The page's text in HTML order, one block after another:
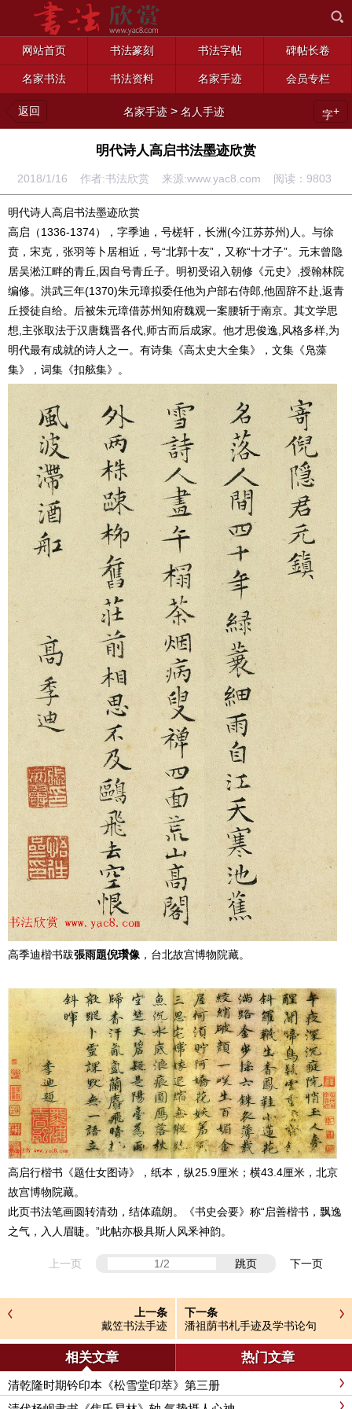
网站首页 书法篆刻 书法字帖 碑帖长卷
名家书法 书法资料 名家手迹 会员专栏
返回 名家手迹 >名人手迹 字+
明代诗人高启书法墨迹欣赏
2018/1/16 作者:书法欣赏 来源:www.yac8.com 阅读： 9803
明代诗人高启书法墨迹欣赏
高启（1336-1374），字季迪，号槎轩，长洲(今江苏苏州)人。与徐
贲，宋克，张羽等卜居相近，号“北郭十友”，又称“十才子”。元末曾隐
居吴淞江畔的青丘,因自号青丘子。明初受诏入朝修《元史》,授翰林院
编修。洪武三年(1370)朱元璋拟委任他为户部右侍郎,他固辞不赴,返青
丘授徒自给。后被朱元璋借苏州知府魏观一案腰斩于南京。其文学思
想,主张取法于汉唐魏晋各代,师古而后成家。他才思俊逸,风格多样,为
明代最有成就的诗人之一。有诗集《高太史大全集》，文集《凫藻
集》，词集《扣舷集》。
高季迪楷书跋張雨題倪瓚像 ，台北故宫博物院藏。
高启行楷书《题仕女图诗》，纸本，纵25.9厘米；横43.4厘米，北京
故宫博物院藏。
此页书法笔画圆转清劲，结体疏朗。《书史会要》称“启善楷书，飘逸
之气，入人眉睫。”此帖亦极具斯人风釆神韵。
上一页 跳页 下一页
上一条
戴笠书法手迹
下一条
潘祖荫书札手迹及学书论句
相关文章 热门文章
清乾隆时期钤印本《松雪堂印萃》第三册